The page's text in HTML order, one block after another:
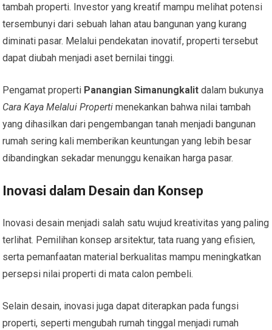
tambah properti. Investor yang kreatif mampu melihat potensi
tersembunyi dari sebuah lahan atau bangunan yang kurang
diminati pasar. Melalui pendekatan inovatif, properti tersebut
dapat diubah menjadi aset bernilai tinggi.
Pengamat properti Panangian Simanungkalit dalam bukunya
Cara Kaya Melalui Properti menekankan bahwa nilai tambah
yang dihasilkan dari pengembangan tanah menjadi bangunan
rumah sering kali memberikan keuntungan yang lebih besar
dibandingkan sekadar menunggu kenaikan harga pasar.
Inovasi dalam Desain dan Konsep
Inovasi desain menjadi salah satu wujud kreativitas yang paling
terlihat. Pemilihan konsep arsitektur, tata ruang yang efisien,
serta pemanfaatan material berkualitas mampu meningkatkan
persepsi nilai properti di mata calon pembeli.
Selain desain, inovasi juga dapat diterapkan pada fungsi
properti, seperti mengubah rumah tinggal menjadi rumah